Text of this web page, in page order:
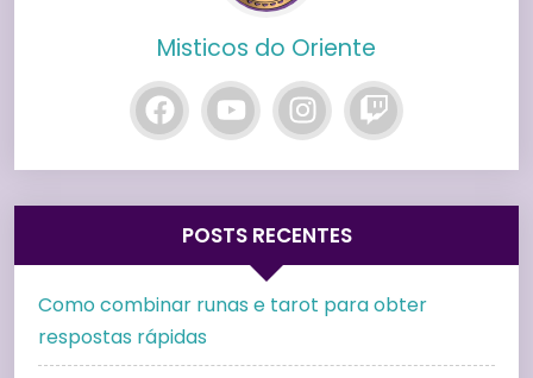
Misticos do Oriente
POSTS RECENTES
Como combinar runas e tarot para obter
respostas rápidas